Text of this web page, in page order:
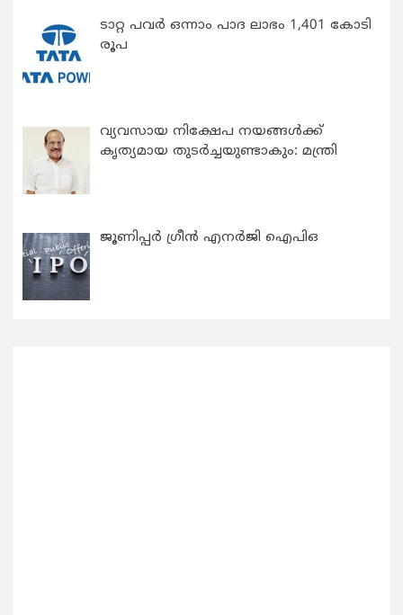
ടാറ്റ പവർ ഒന്നാം പാദ ലാഭം 1,401 കോടി
രൂപ
വ്യവസായ നിക്ഷേപ നയങ്ങള്‍ക്ക്
കൃത്യമായ തുടര്‍ച്ചയുണ്ടാകും: മന്ത്രി
ജൂണിപ്പർ ഗ്രീൻ എനർജി ഐപിഒ